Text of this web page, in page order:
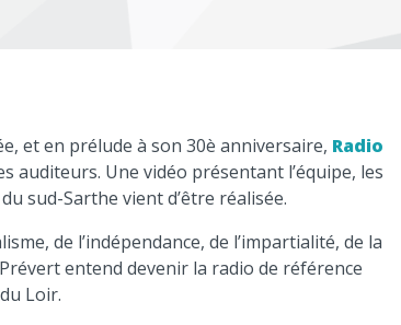
et en prélude à son 30è anniversaire, Radio
auditeurs. Une vidéo présentant l’équipe, les
sud-Sarthe vient d’être réalisée.
de l’indépendance, de l’impartialité, de la
entend devenir la radio de référence
Loir.